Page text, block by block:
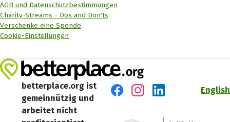
AGB und Datenschutzbestimmungen
Charity-Streams - Dos and Don'ts
Verschenke eine Spende
Cookie-Einstellungen
betterplace.org ist
gemeinnützig und
arbeitet nicht
English